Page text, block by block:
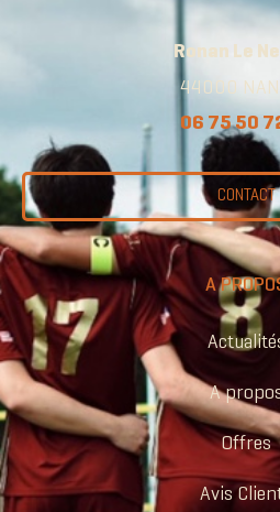
Ronan Le
44000
06 75 50
CONTACT
A
A
Offres
Avis